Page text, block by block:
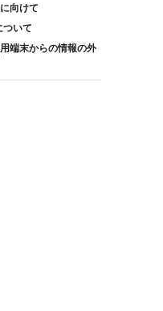
向けて
いて
端末からの情報の外